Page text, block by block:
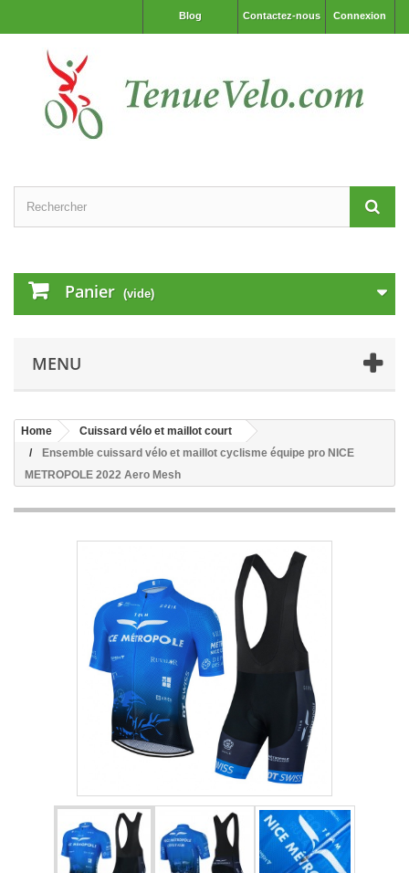
Connexion
Contactez-nous
Blog
Panier (vide)
MENU
Home
Cuissard vélo et maillot court
Ensemble cuissard vélo et maillot cyclisme équipe pro NICE
METROPOLE 2022 Aero Mesh